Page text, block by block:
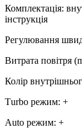
Комплектація:
інструкція
Регулювання
Витрата повітря
Колір
Тurbo режим: +
Аuto режим: +